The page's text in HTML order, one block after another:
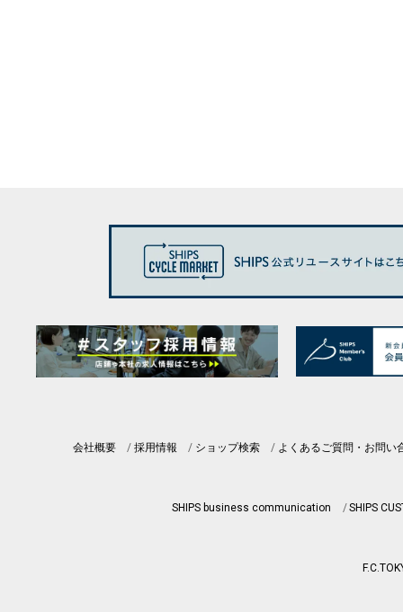
会社概要 採用情報 ショップ検索 よくあるご質問・お問い
SHIPS business communication SHIPS